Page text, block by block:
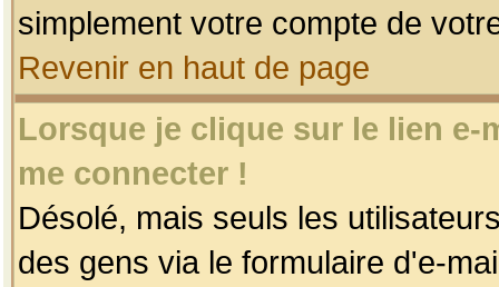
simplement votre compte de
Revenir en haut de page
Lorsque je clique sur le lien
me connecter !
Désolé, mais seuls les
des gens via le formulaire d'e-